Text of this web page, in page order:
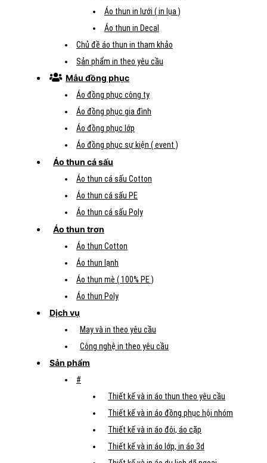
Áo thun in lưới ( in lụa )
Áo thun in Decal
Chủ đề áo thun in tham khảo
Sản phẩm in theo yêu cầu
Mẫu đồng phục
Áo đồng phục công ty
Áo đồng phục gia đình
Áo đồng phục lớp
Áo đồng phục sự kiện ( event )
Áo thun cá sấu
Áo thun cá sấu Cotton
Áo thun cá sấu PE
Áo thun cá sấu Poly
Áo thun trơn
Áo thun Cotton
Áo thun lạnh
Áo thun mè ( 100% PE )
Áo thun Poly
Dịch vụ
May và in theo yêu cầu
Công nghệ in theo yêu cầu
Sản phẩm
#
Thiết kế và in áo thun theo yêu cầu
Thiết kế và in áo đồng phục hội nhóm
Thiết kế và in áo đôi, áo cặp
Thiết kế và in áo lớp, in áo 3d